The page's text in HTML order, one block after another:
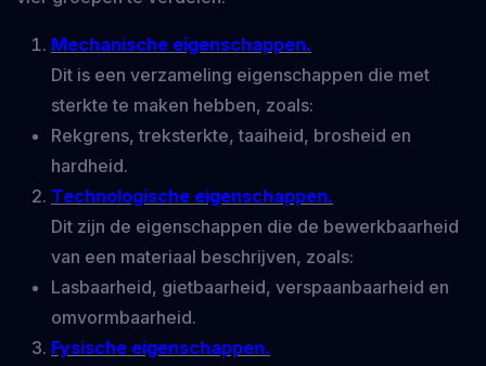
Mechanische eigenschappen.
Dit is een verzameling eigenschappen die met
sterkte te maken hebben, zoals:
Rekgrens, treksterkte, taaiheid, brosheid en
hardheid.
Technologische eigenschappen.
Dit zijn de eigenschappen die de bewerkbaarheid
van een materiaal beschrijven, zoals:
Lasbaarheid, gietbaarheid, verspaanbaarheid en
omvormbaarheid.
Fysische eigenschappen.